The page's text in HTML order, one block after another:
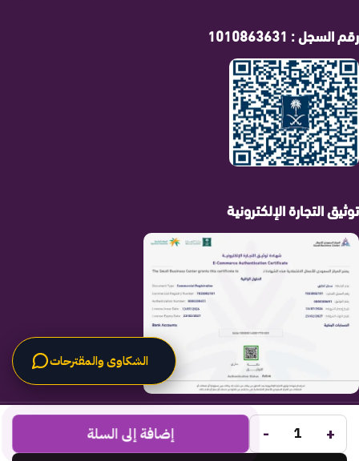
رقم السجل : 1010863631
توثيق التجارة الإلكترونية
جميع الحقوق محفوظة لـالحلول الراقية© 2025.
تم التطوير بواسطةCode Times
. +
- إضافة إلى السلة
الشكاوى والمقترحات